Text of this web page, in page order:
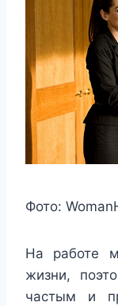
Фото:
На работе
жизни,
частым и